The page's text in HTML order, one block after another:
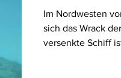
Im Nordwesten
sich das Wrack
versenkte Schiff